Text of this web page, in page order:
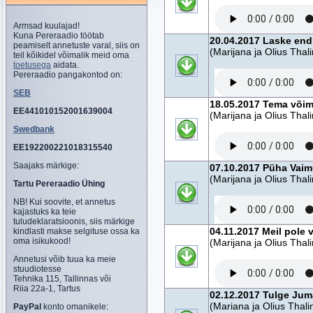
Armsad kuulajad!
Kuna Pereraadio töötab
peamiselt annetuste varal, siis on
teil kõikidel võimalik meid oma
toetusega aidata.
Pereraadio pangakontod on:
SEB
EE441010152001639004
Swedbank
EE192200221018315540
Saajaks märkige:
Tartu Pereraadio Ühing
NB! Kui soovite, et annetus
kajastuks ka teie
tuludeklaratsioonis, siis märkige
kindlasti makse selgituse ossa ka
oma isikukood!
Annetusi võib tuua ka meie
stuudiotesse
Tehnika 115, Tallinnas või
Riia 22a-1, Tartus
PayPal konto omanikele:
20.04.2017 Laske
(Marijana ja Olius
18.05.2017 Tema
(Marijana ja Olius
07.10.2017 Püha
(Marijana ja Olius
04.11.2017 Meil pole
(Marijana ja Olius
02.12.2017 Tulge
(Mariana ja Olius